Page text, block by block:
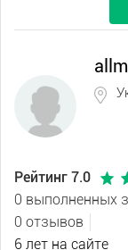
Рейтинг 7.0
0 выполненных
0 отзывов
6 лет на сайте